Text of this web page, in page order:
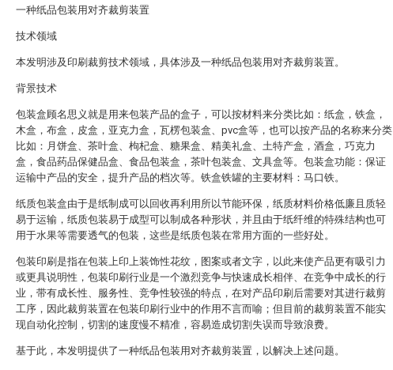
一种纸品包装用对齐裁剪装置
技术领域
本发明涉及印刷裁剪技术领域，具体涉及一种纸品包装用对齐裁剪装置。
背景技术
包装盒顾名思义就是用来包装产品的盒子，可以按材料来分类比如：纸盒，铁盒，
木盒，布盒，皮盒，亚克力盒，瓦楞包装盒、pvc盒等，也可以按产品的名称来分类
比如：月饼盒、茶叶盒、枸杞盒、糖果盒、精美礼盒、土特产盒，酒盒，巧克力
盒，食品药品保健品盒、食品包装盒，茶叶包装盒、文具盒等。包装盒功能：保证
运输中产品的安全，提升产品的档次等。铁盒铁罐的主要材料：马口铁。
纸质包装盒由于是纸制成可以回收再利用所以节能环保，纸质材料价格低廉且质轻
易于运输，纸质包装易于成型可以制成各种形状，并且由于纸纤维的特殊结构也可
用于水果等需要透气的包装，这些是纸质包装在常用方面的一些好处。
包装印刷是指在包装上印上装饰性花纹，图案或者文字，以此来使产品更有吸引力
或更具说明性，包装印刷行业是一个激烈竞争与快速成长相伴、在竞争中成长的行
业，带有成长性、服务性、竞争性较强的特点，在对产品印刷后需要对其进行裁剪
工序，因此裁剪装置在包装印刷行业中的作用不言而喻；但目前的裁剪装置不能实
现自动化控制，切割的速度慢不精准，容易造成切割失误而导致浪费。
基于此，本发明提供了一种纸品包装用对齐裁剪装置，以解决上述问题。